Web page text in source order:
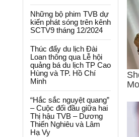
Những bộ phim TVB dự
kiến phát sóng trên kênh
SCTV9 tháng 12/2024
Thúc đẩy du lịch Đài
Loan thông qua Lễ hội
quảng bá du lịch TP Cao
Hùng và TP. Hồ Chí
Minh
“Hắc sắc nguyệt quang”
– Cuộc đối đầu giữa hai
Thị hậu TVB – Dương
Thiến Nghiêu và Lâm
Hạ Vy